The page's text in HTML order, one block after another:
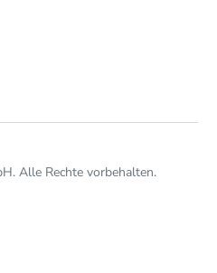
Alle Rechte vorbehalten.